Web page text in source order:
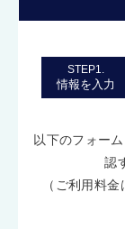
STEP1.
情報を入力
以下のフォー
認
（ご利用料